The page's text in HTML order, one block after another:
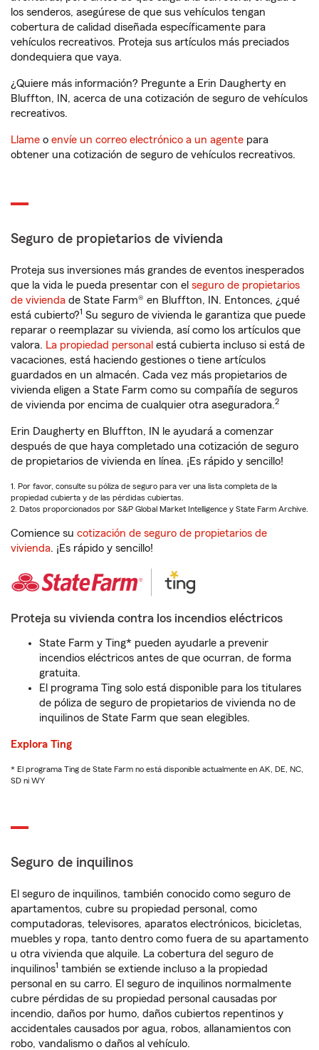
los senderos, asegúrese de que sus vehículos tengan
cobertura de calidad diseñada específicamente para
vehículos recreativos. Proteja sus artículos más preciados
dondequiera que vaya.
¿Quiere más información? Pregunte a Erin Daugherty en
Bluffton, IN, acerca de una cotización de seguro de vehículos
recreativos.
Llame o envíe un correo electrónico a un agente para
obtener una cotización de seguro de vehículos recreativos.
Seguro de propietarios de vivienda
Proteja sus inversiones más grandes de eventos inesperados
que la vida le pueda presentar con el seguro de propietarios
de vivienda de State Farm® en Bluffton, IN. Entonces, ¿qué
está cubierto?1 Su seguro de vivienda le garantiza que puede
reparar o reemplazar su vivienda, así como los artículos que
valora. La propiedad personal está cubierta incluso si está de
vacaciones, está haciendo gestiones o tiene artículos
guardados en un almacén. Cada vez más propietarios de
vivienda eligen a State Farm como su compañía de seguros
de vivienda por encima de cualquier otra aseguradora.2
Erin Daugherty en Bluffton, IN le ayudará a comenzar
después de que haya completado una cotización de seguro
de propietarios de vivienda en línea. ¡Es rápido y sencillo!
1. Por favor, consulte su póliza de seguro para ver una lista completa de la
propiedad cubierta y de las pérdidas cubiertas.
2. Datos proporcionados por S&P Global Market Intelligence y State Farm Archive.
Comience su cotización de seguro de propietarios de
vivienda. ¡Es rápido y sencillo!
Proteja su vivienda contra los incendios eléctricos
State Farm y Ting* pueden ayudarle a prevenir
incendios eléctricos antes de que ocurran, de forma
gratuita.
El programa Ting solo está disponible para los titulares
de póliza de seguro de propietarios de vivienda no de
inquilinos de State Farm que sean elegibles.
Explora Ting
* El programa Ting de State Farm no está disponible actualmente en AK, DE, NC,
SD ni WY
Seguro de inquilinos
El seguro de inquilinos, también conocido como seguro de
apartamentos, cubre su propiedad personal, como
computadoras, televisores, aparatos electrónicos, bicicletas,
muebles y ropa, tanto dentro como fuera de su apartamento
u otra vivienda que alquile. La cobertura del seguro de
inquilinos1 también se extiende incluso a la propiedad
personal en su carro. El seguro de inquilinos normalmente
cubre pérdidas de su propiedad personal causadas por
incendio, daños por humo, daños cubiertos repentinos y
accidentales causados por agua, robos, allanamientos con
robo, vandalismo o daños al vehículo.